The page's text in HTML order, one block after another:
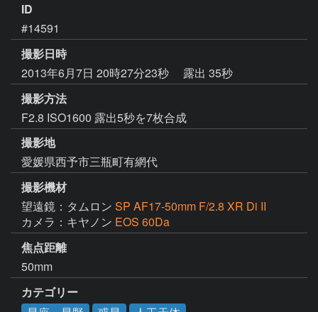
ID
#14591
撮影日時
2013年6月7日 20時27分23秒
露出 35秒
撮影方法
F2.8 ISO1600 露出5秒を7枚合成
撮影地
愛媛県西予市三瓶町有網代
撮影機材
望遠鏡：タムロン SP AF17-50mm F/2.8 XR Di II
カメラ：キヤノン EOS 60Da
焦点距離
50mm
カテゴリー